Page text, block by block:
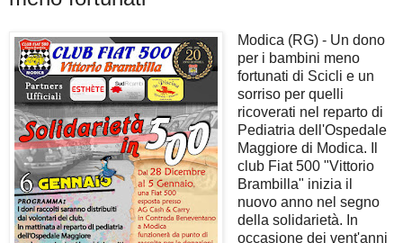
Modica (RG) - Un dono
per i bambini meno
fortunati di Scicli e un
sorriso per quelli
ricoverati nel reparto di
Pediatria dell'Ospedale
Maggiore di Modica. Il
club Fiat 500 "Vittorio
Brambilla" inizia il
nuovo anno nel segno
della solidarietà. In
occasione dei vent'anni